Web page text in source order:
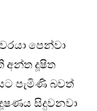
පෙන්වා
අන්ත දූෂිත
පැමිණි බවත්
සිදුවනවා